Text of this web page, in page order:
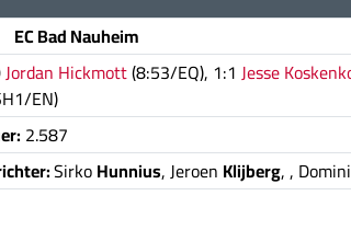
EC Bad Nauheim
Jordan Hickmott(8:53/EQ), 1:1 Jesse
EN)
2.587
SirkoHunnius, Jeroen Klijberg,,